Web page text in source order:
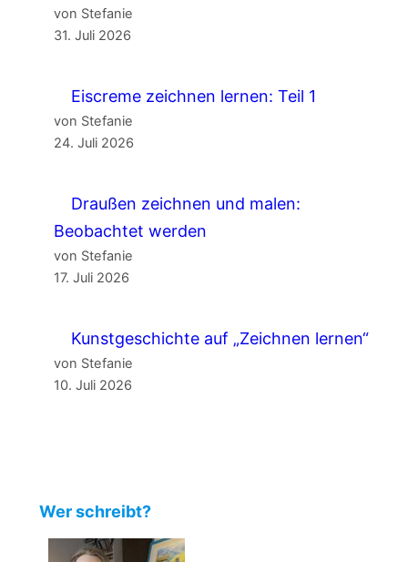
von Stefanie
31. Juli 2026
Eiscreme zeichnen lernen: Teil 1
von Stefanie
24. Juli 2026
Draußen zeichnen und malen:
Beobachtet werden
von Stefanie
17. Juli 2026
Kunstgeschichte auf „Zeichnen lernen“
von Stefanie
10. Juli 2026
Wer schreibt?